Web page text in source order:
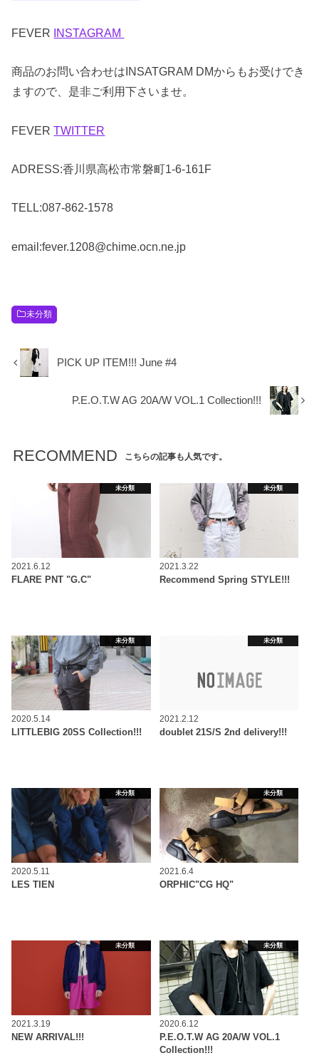
FEVER INSTAGRAM
商品のお問い合わせはINSATGRAM DMからもお受けでき
ますので、是非ご利用下さいませ。
FEVERTWITTER
ADRESS:香川県高松市常磐町1-6-161F
TELL:087-862-1578
email:fever.1208@chime.ocn.ne.jp
未分類
PICK UP ITEM!!! June #4
P.E.O.T.W AG 20A/W VOL.1 Collection!!!
RECOMMEND こちらの記事も人気です。
未分類
2021.6.12
FLARE PNT "G.C"
未分類
2021.3.22
Recommend Spring STYLE!!!
未分類
2020.5.14
LITTLEBIG 20SS Collection!!!
未分類
2021.2.12
doublet 21S/S 2nd delivery!!!
未分類
2020.5.11
LES TIEN
未分類
2021.6.4
ORPHIC"CG HQ"
未分類
2021.3.19
NEW ARRIVAL!!!
未分類
2020.6.12
P.E.O.T.W AG 20A/W VOL.1
Collection!!!